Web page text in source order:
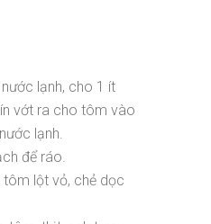
lạnh, cho 1 ít
vớt ra cho tôm vào
lạnh.
để ráo.
lột vỏ, chẻ dọc